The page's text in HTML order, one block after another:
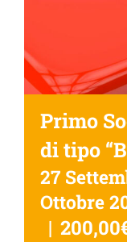
Primo
di tipo
27
Ottobre
|